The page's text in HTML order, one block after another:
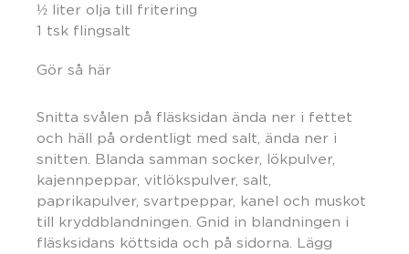
½ liter olja till fritering
1 tsk flingsalt
Gör så här
Snitta svålen på fläsksidan ända ner i fettet
och häll på ordentligt med salt, ända ner i
snitten. Blanda samman socker, lökpulver,
kajennpeppar, vitlökspulver, salt,
paprikapulver, svartpeppar, kanel och muskot
till kryddblandningen. Gnid in blandningen i
fläsksidans köttsida och på sidorna. Lägg